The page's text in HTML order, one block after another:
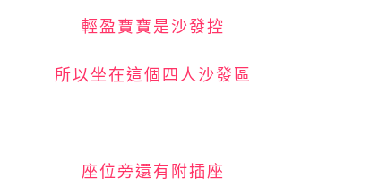
輕盈寶寶是沙發控
所以坐在這個四人沙發區
座位旁還有附插座